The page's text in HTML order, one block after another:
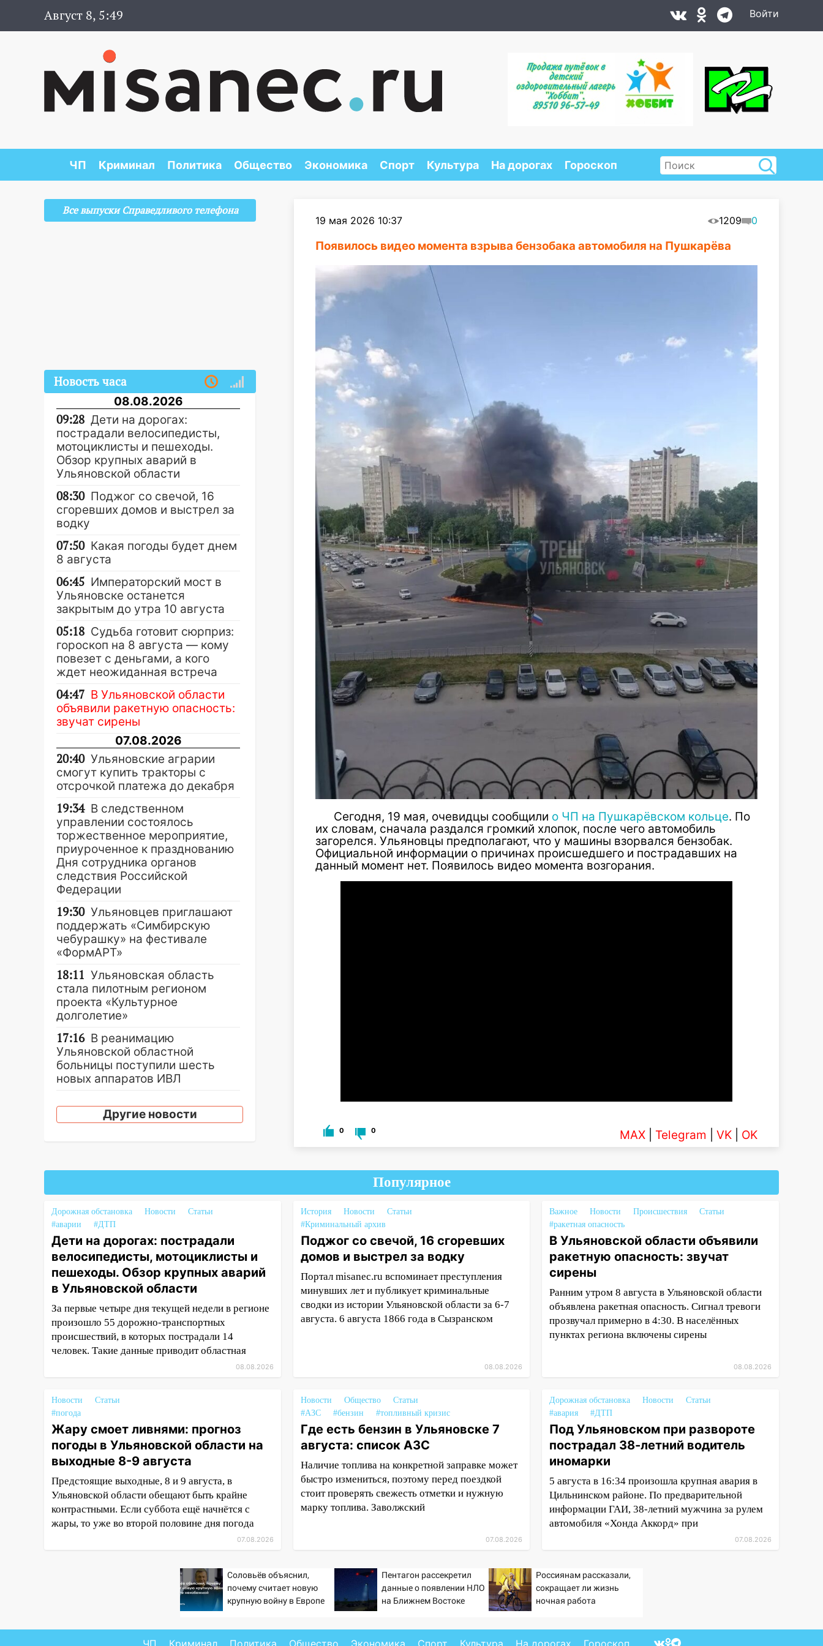
Август 8, 5:49 Войти
ЧП Криминал Политика Общество Экономика Спорт Культура На дорогах Гороскоп
19 мая 2026 10:37 1209 0
Появилось видео момента взрыва бензобака автомобиля на Пушкарёва
Сегодня, 19 мая, очевидцы сообщили о ЧП на Пушкарёвском кольце. По
их словам, сначала раздался громкий хлопок, после чего автомобиль
загорелся. Ульяновцы предполагают, что у машины взорвался бензобак.
Официальной информации о причинах происшедшего и пострадавших на
данный момент нет. Появилось видео момента возгорания.
0 0 MAX Telegram VK OK
Все выпуски Справедливого телефона
Новость часа
08.08.2026
09:28 Дети на дорогах:
пострадали велосипедисты,
мотоциклисты и пешеходы.
Обзор крупных аварий в
Ульяновской области
08:30 Поджог со свечой, 16
сгоревших домов и выстрел за
водку
07:50 Какая погоды будет днем
8 августа
06:45 Императорский мост в
Ульяновске останется
закрытым до утра 10 августа
05:18 Судьба готовит сюрприз:
гороскоп на 8 августа — кому
повезет с деньгами, а кого
ждет неожиданная встреча
04:47 В Ульяновской области
объявили ракетную опасность:
звучат сирены
07.08.2026
20:40 Ульяновские аграрии
смогут купить тракторы с
отсрочкой платежа до декабря
19:34 В следственном
управлении состоялось
торжественное мероприятие,
приуроченное к празднованию
Дня сотрудника органов
следствия Российской
Федерации
19:30 Ульяновцев приглашают
поддержать «Симбирскую
чебурашку» на фестивале
«ФормАРТ»
18:11 Ульяновская область
стала пилотным регионом
проекта «Культурное
долголетие»
17:16 В реанимацию
Ульяновской областной
больницы поступили шесть
новых аппаратов ИВЛ
ремонтируют дороги, ставят
крупногабаритного мусора
16:26 В Ульяновске бесплатно
покажут матч «Волги» под
открытым небом
16:12 В Ульяновском
госуниверситете разработают
отечественный прибор для
цифровой ПЦР
15:47 Ульяновцы могут
вернуть деньги за абонементы
закрывшегося фитнес-клуба
прокуратуры в селах
Ульяновской области привели
в порядок детские площадки
15:27 Прокуратура проверяет
капремонт школы в селе
Кивать
15:08 В Кузоватово после
прокурорской проверки
обновили разметку на
На проспекте Гая в
Ульяновске запретили
остановку автомобилей на 50-
14:22 В Новом городе 8 августа
пройдет большой фестиваль
Другие новости
Популярное
Дорожная обстановка Новости
Статьи
#аварии
#ДТП
Дети на дорогах: пострадали
велосипедисты, мотоциклисты и
пешеходы. Обзор крупных аварий
в Ульяновской области
За первые четыре дня текущей недели в регионе
произошло 55 дорожно-транспортных
происшествий, в которых пострадали 14
человек. Такие данные приводит областная
08.08.2026
История Новости
Статьи
#Криминальный архив
Поджог со свечой, 16 сгоревших
домов и выстрел за водку
Портал misanec.ru вспоминает преступления
минувших лет и публикует криминальные
сводки из истории Ульяновской области за 6-7
августа. 6 августа 1866 года в Сызранском
08.08.2026
Важное Новости Происшествия
Статьи
#ракетная опасность
В Ульяновской области объявили
ракетную опасность: звучат
сирены
Ранним утром 8 августа в Ульяновской области
объявлена ракетная опасность. Сигнал тревоги
прозвучал примерно в 4:30. В населённых
пунктах региона включены сирены
08.08.2026
Новости
Статьи
#погода
Жару смоет ливнями: прогноз
погоды в Ульяновской области на
выходные 8-9 августа
Предстоящие выходные, 8 и 9 августа, в
Ульяновской области обещают быть крайне
контрастными. Если суббота ещё начнётся с
жары, то уже во второй половине дня погода
07.08.2026
Новости Общество
Статьи
#АЗС
#бензин #топливный кризис
Где есть бензин в Ульяновске 7
августа: список АЗС
Наличие топлива на конкретной заправке может
быстро измениться, поэтому перед поездкой
стоит проверять свежесть отметки и нужную
марку топлива. Заволжский
07.08.2026
Дорожная обстановка Новости
Статьи
#авария
#ДТП
Под Ульяновском при развороте
пострадал 38-летний водитель
иномарки
5 августа в 16:34 произошла крупная авария в
Цильнинском районе. По предварительной
информации ГАИ, 38-летний мужчина за рулем
автомобиля «Хонда Аккорд» при
07.08.2026
Соловьёв объяснил,
почему считает новую
крупную войну в Европе
Пентагон рассекретил
данные о появлении НЛО
на Ближнем Востоке
Россиянам рассказали,
сокращает ли жизнь
ночная работа